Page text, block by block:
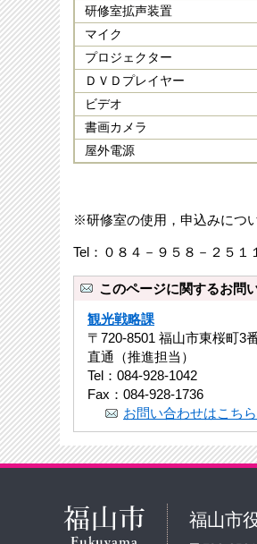
研修室拡声装置
マイク
プロジェクター
ＤＶＤプレイヤー
ビデオ
書画カメラ
屋外電源
※研修室の使用，申込みにつ
Tel：０８４－９５８－２５１１
このページに関するお問
観光戦略課
〒720-8501 福山市東桜町3
直通（推進担当）
Tel：084-928-1042
Fax：084-928-1736
お問い合わせはこち
福山市